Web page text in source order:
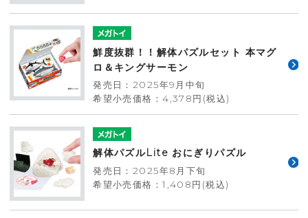
鮮度抜群！！解体パズルセット 本マグ
ロ＆キングサーモン
発売日：2025年9月中旬
希望小売価格：4,378円(税込)
解体パズルLite おにぎりパズル
発売日：2025年8月下旬
希望小売価格：1,408円(税込)